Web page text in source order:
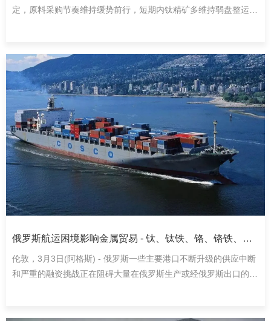
定，原料采购节奏维持缓势前行，短期内钛精矿多维持弱盘整运
2000-2150元/吨、TiO2≥46%（攀枝花）价格2450-2550元/吨、
TiO2≥47%（攀枝花）价格2650-2750元/吨。
近期钛渣市场弱势运行，10月份北方企业高钛渣招标价格
7790元/吨，环比9月份下调210元/吨。下游钛白粉市场需求仍旧不
佳，下游企业向上压价情绪浓厚，加之原料钛矿的价格维持在高
位，钛渣厂的生产压力较大。近期下游采购虽然有所增加，但是价
格还是维持在低位，预计短期内钛渣市场较难回暖。
钛铁方面，国内钛铁受原料上调影响，高钛铁报价多以1500-
2000元/吨向上调整，低钛铁方面虽报价暂无较大调整，但成本支
FeTi-30主流价格在12500-13200元/吨、FeTi-70A主流价格在
俄罗斯航运困境影响金属贸易 - 钛、钛铁、铬、铬铁、
钴、镍受到影响
伦敦，3月3日(阿格斯) - 俄罗斯一些主要港口不断升级的供应中断
和严重的融资挑战正在阻碍大量在俄罗斯生产或经俄罗斯出口的金